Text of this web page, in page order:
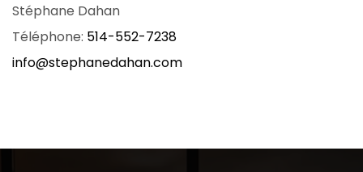
Stéphane Dahan
Téléphone: 514-552-7238
info@stephanedahan.com